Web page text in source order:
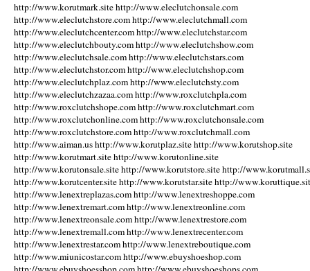
http://www.korutmark.site http://www.eleclutchonsale.com
http://www.eleclutchstore.com http://www.eleclutchmall.com
http://www.eleclutchcenter.com http://www.eleclutchstar.com
http://www.eleclutchbouty.com http://www.eleclutchshow.com
http://www.eleclutchsale.com http://www.eleclutchstars.com
http://www.eleclutchstor.com http://www.eleclutchshop.com
http://www.eleclutchplaz.com http://www.eleclutchsty.com
http://www.eleclutchzazaa.com http://www.roxclutchpla.com
http://www.roxclutchshope.com http://www.roxclutchmart.com
http://www.roxclutchonline.com http://www.roxclutchonsale.com
http://www.roxclutchstore.com http://www.roxclutchmall.com
http://www.aiman.us http://www.korutplaz.site http://www.korutshop.site
http://www.korutmart.site http://www.korutonline.site
http://www.korutonsale.site http://www.korutstore.site http://
http://www.korutcenter.site http://www.korutstar.site http://
http://www.lenextreplazas.com http://www.lenextreshoppe.com
http://www.lenextremart.com http://www.lenextreonline.com
http://www.lenextreonsale.com http://www.lenextrestore.com
http://www.lenextremall.com http://www.lenextrecenter.com
http://www.lenextrestar.com http://www.lenextreboutique.com
http://www.miunicostar.com http://www.ebuyshoeshop.com